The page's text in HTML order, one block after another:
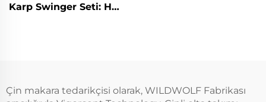
Karp Swinger Seti: Her
Çin makara tedarikçisi olarak, WILDWOLF Fabrikası